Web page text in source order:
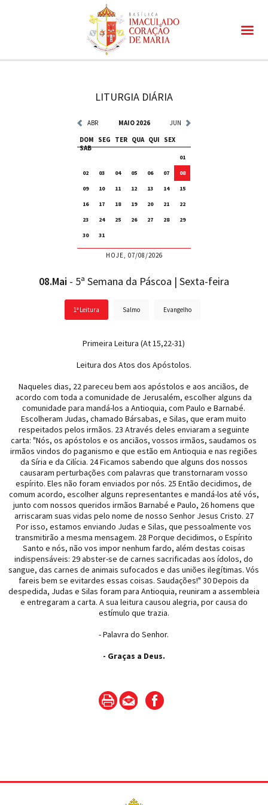
LITURGIA DIÁRIA
ABR MAIO 2026
JUN
DOM
SEG TER QUA QUI
SEX
SAB
01
02
03 04 05 06 07
08
09
10 11 12 13 14
15
16
17 18 19 20 21
22
23
24 25 26 27 28
29
30
31
HOJE, 07/08/2026
08.Mai - 5ª Semana da Páscoa | Sexta-feira
1ª Leitura Salmo Evangelho
Primeira Leitura (At 15,22-31)
Leitura dos Atos dos Apóstolos.
Naqueles dias, 22 pareceu bem aos apóstolos e aos anciãos, de
acordo com toda a comunidade de Jerusalém, escolher alguns da
comunidade para mandá-los a Antioquia, com Paulo e Barnabé.
Escolheram Judas, chamado Bársabas, e Silas, que eram muito
respeitados pelos irmãos. 23 Através deles enviaram a seguinte
carta: "Nós, os apóstolos e os anciãos, vossos irmãos, saudamos os
irmãos vindos do paganismo e que estão em Antioquia e nas regiões
da Síria e da Cilícia. 24 Ficamos sabendo que alguns dos nossos
causaram perturbações com palavras que transtornaram vosso
espírito. Eles não foram enviados por nós. 25 Então decidimos, de
comum acordo, escolher alguns representantes e mandá-los até vós,
junto com nossos queridos irmãos Barnabé e Paulo, 26 homens que
arriscaram suas vidas pelo nome de nosso Senhor Jesus Cristo. 27
Por isso, estamos enviando Judas e Silas, que pessoalmente vos
transmitirão a mesma mensagem. 28 Porque decidimos, o Espírito
Santo e nós, não vos impor nenhum fardo, além destas coisas
indispensáveis: 29 abster-se de carnes sacrificadas aos ídolos, do
sangue, das carnes de animais sufocados e das uniões ilegítimas. Vós
fareis bem se evitardes essas coisas. Saudações!" 30 Depois da
despedida, Judas e Silas foram para Antioquia, reuniram a assembleia
e entregaram a carta. A sua leitura causou alegria, por causa do
estímulo que trazia.
- Palavra do Senhor.
- Graças a Deus.